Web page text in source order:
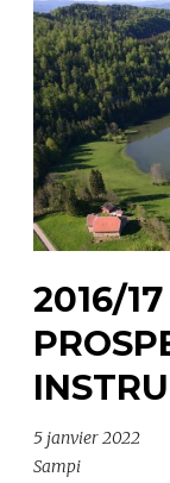
2016/
5 janvier 2022
Sampi